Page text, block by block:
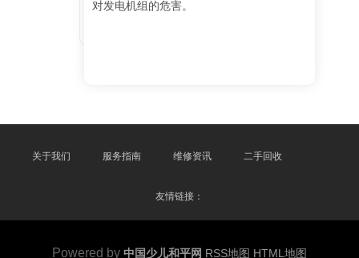
对发电机组的危害。
关于我们 服务指南 维修资讯 二手回收
友情链接：
Powered by 中国少儿和平网 RSS地图 HTML地图